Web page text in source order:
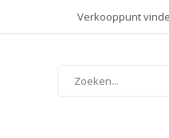
Verkooppunt